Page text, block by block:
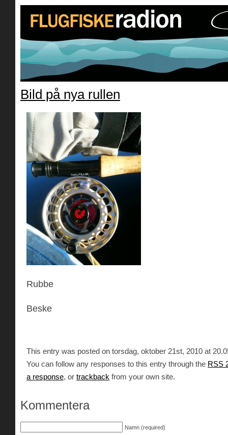
Bild på nya rullen
Rubbe
Beske
This entry was posted on torsdag, oktober 21st, 2010 at
You can follow any responses to this entry through the RSS
a response, or trackback from your own site.
Kommentera
Namn (required)